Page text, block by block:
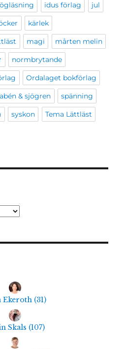
idus förlag jul
kärlek
magi mårten melin
normbrytande
Ordalaget bokförlag
& sjögren spänning
syskon Tema Lättläst
Ekeroth (31)
Skals (107)